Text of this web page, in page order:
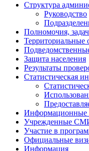
Структура
Руководство
Полномочия,
Территориальные
Защита населения
Результаты
Статистическая
Информационные
Учрежденные
Участие в
Официальные
Информация